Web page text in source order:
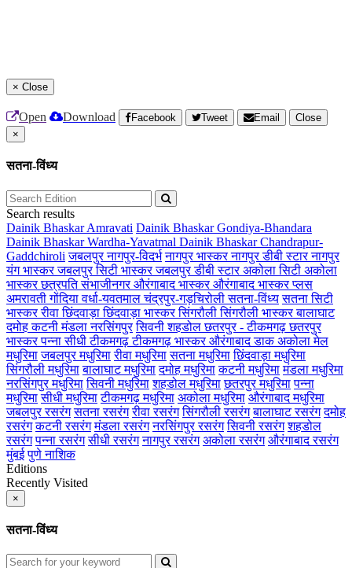
× Close
Open Download Facebook Tweet Email
Close
×
सतना-विंध्य
Search results
Dainik Bhaskar Amravati Dainik Bhaskar Gondiya-Bhandara
Dainik Bhaskar Wardha-Yavatmal Dainik Bhaskar Chandrapur-
Gaddchiroli जबलपुरनागपुर-विदर्भ नागपुर भास्करनागपुर डीबी स्टारनागपुर
यंग भास्करजबलपुर सिटी भास्करजबलपुर डीबी स्टारअकोला सिटी अकोला
भास्करछत्रपति संभाजीनगरऔरंगाबाद भास्करऔरंगाबाद भास्कर प्लस
अमरावतीगोंदियावर्धा-यवतमालचंद्रपुर-गड़चिरोलीसतना-विंध्य सतना सिटी
भास्कररीवाछिंदवाड़ाछिंदवाड़ा भास्करसिंगरौलीसिंगरौली भास्करबालाघाट
दमोहकटनीमंडलानरसिंगपुर सिवनीशहडोलछतरपुर - टीकमगढ़छतरपुर
भास्करपन्नासीधीटीकमगढ़टीकमगढ़ भास्करऔरंगाबाद डाकअकोला मेल
मधुरिमा जबलपुर मधुरिमा रीवा मधुरिमा सतना मधुरिमा छिंदवाड़ा मधुरिमा
सिंगरौली मधुरिमा बालाघाट मधुरिमा दमोह मधुरिमा कटनी मधुरिमा मंडला मधुरिमा
नरसिंगपुर मधुरिमा सिवनी मधुरिमा शहडोल मधुरिमा छतरपुर मधुरिमा पन्ना
मधुरिमा सीधी मधुरिमा टीकमगढ़ मधुरिमा अकोला मधुरिमा औरंगाबाद मधुरिमा
जबलपुर रसरंग सतना रसरंग रीवा रसरंग सिंगरौली रसरंग बालाघाट रसरंग दमोह
रसरंग कटनी रसरंग मंडला रसरंग नरसिंगपुर रसरंग सिवनी रसरंग शहडोल
रसरंग पन्ना रसरंग सीधी रसरंग नागपुर रसरंग अकोला रसरंग औरंगाबाद रसरंग
मुंबई पुणेनाशिक
Editions
Recently Visited
×
सतना-विंध्य